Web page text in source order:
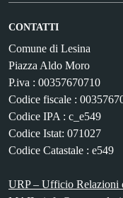
CONTATTI
Comune di Lesina
Piazza Aldo Moro
P.iva : 00357670710
Codice fiscale :
Codice IPA : c_e549
Codice Istat: 071027
Codice Catastale : e549
URP – Ufficio Relazioni